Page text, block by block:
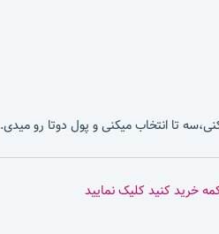
تا انتخاب میکنی و پول دوتا رو میدی.
خرید کنید کلیک نمایید